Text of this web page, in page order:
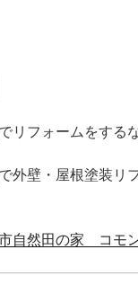
でリフォームをする
で外壁・屋根塗装リ
自然田の家 コモ